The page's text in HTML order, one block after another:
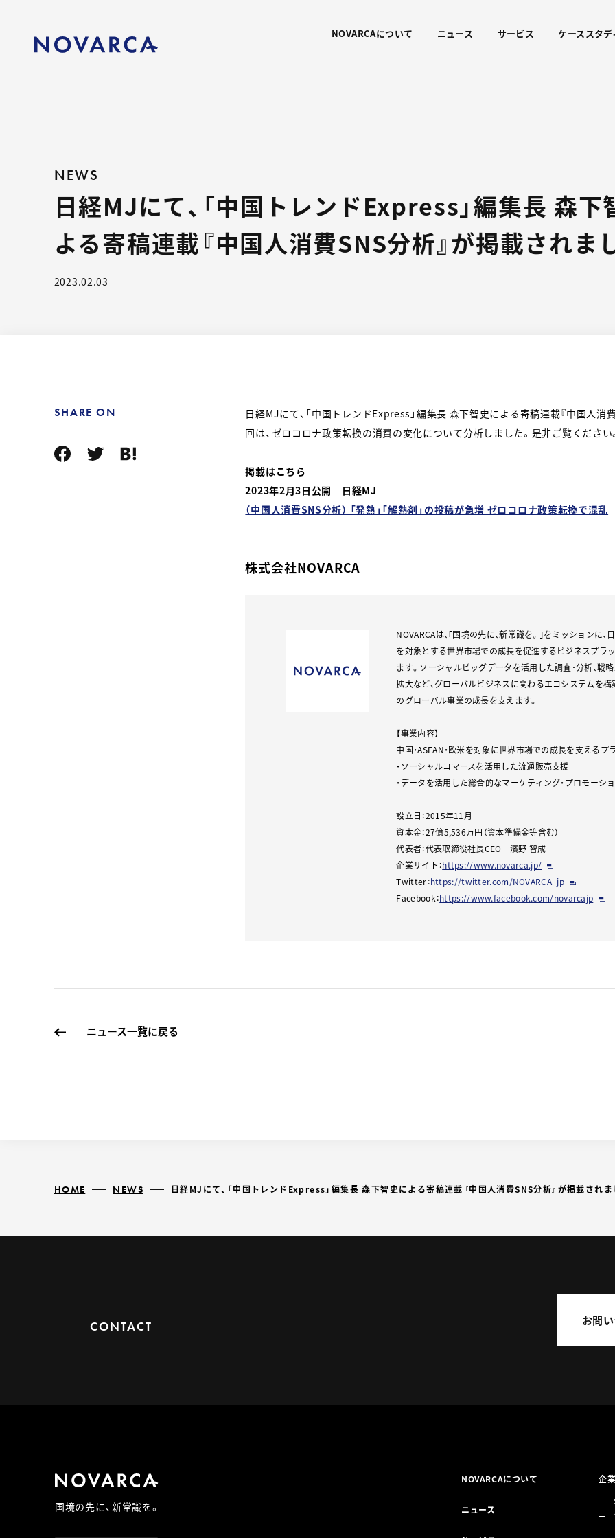
NOVARCAについて ニュース サービス ケーススタデ
NEWS
日経MJにて、「中国トレンドExpress」編集長 森下
よる寄稿連載『中国人消費SNS分析』が掲載されま
2023.02.03
SHARE ON
日経MJにて、「中国トレンドExpress」編集長 森下智史による寄稿連載『中国人消
回は、ゼロコロナ政策転換の消費の変化について分析しました。是非ご覧ください
掲載はこちら
2023年2月3日公開 日経MJ
（中国人消費SNS分析） 「発熱」「解熱剤」の投稿が急増 ゼロコロナ政策転換で混乱
株式会社NOVARCA
NOVARCAは、｢国境の先に、新常識を。｣をミッションに、
を対象とする世界市場での成長を促進するビジネスプラ
ます。ソーシャルビッグデータを活用した調査･分析、戦
拡大など、グローバルビジネスに関わるエコシステムを構
のグローバル事業の成長を支えます。
【事業内容】
中国・ASEAN・欧米を対象に世界市場での成長を支える
・ソーシャルコマースを活用した流通販売支援
・データを活用した総合的なマーケティング・プロモーシ
設立日：2015年11月
資本金：27億5,536万円（資本準備金等含む）
代表者：代表取締役社長CEO 濱野 智成
企業サイト：https://www.novarca.jp/
Twitter：https://twitter.com/NOVARCA_jp
Facebook：https://www.facebook.com/novarcajp
ニュース一覧に戻る
HOME NEWS 日経MJにて、「中国トレンドExpress」編集長 森下智史による寄稿連載『中国人消費SNS分析』が掲載され
CONTACT お問
国境の先に、新常識を。
NOVARCAについて
ニュース
企